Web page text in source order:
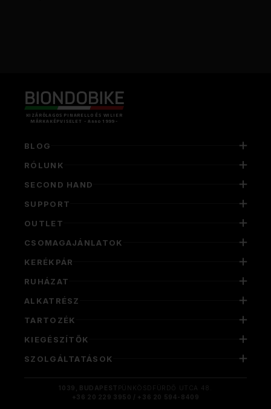
KIZÁRÓLAGOS PINARELLO ÉS WILIER
MÁRKAKÉPVISELET - Anno 1999 -
BLOG
RÓLUNK
SECOND HAND
SUPPORT
OUTLET
CSOMAGAJÁNLATOK
KERÉKPÁR
RUHÁZAT
ALKATRÉSZ
TARTOZÉK
KIEGÉSZÍTŐK
SZOLGÁLTATÁSOK
1039, BUDAPEST PÜNKÖSDFÜRDŐ UTCA 48.
+36 20 229 3950 / +36 20 594-8409